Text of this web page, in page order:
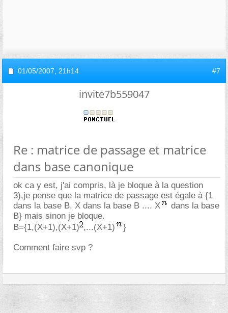
01/05/2007, 21h14 #7
invite7b559047
Re : matrice de passage et matrice
dans base canonique
ok ca y est, j'ai compris, là je bloque à la question
3),je pense que la matrice de passage est égale à {1
dans la base B, X dans la base B .... X
dans la base
B} mais sinon je bloque.
B={1,(X+1),(X+1) ,...(X+1) }
Comment faire svp ?